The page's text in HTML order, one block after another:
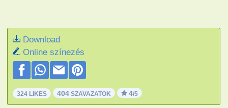
Download
Online színezés
324 LIKES 404 SZAVAZATOK 4/5